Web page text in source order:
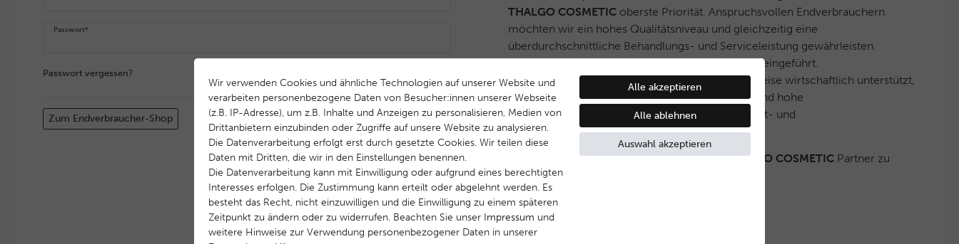
Passwort*
Passwort vergessen?
Zum Endverbraucher-Shop
THALGO COSMETIC oberste Priorität. Anspruchsvollen Endverbrauchern
möchten wir ein hohes Qualitätsniveau und gleichzeitig eine
überdurchschnittliche Behandlungs- und Serviceleistung gewährleisten.
Deshalb haben wir ein selektives Vertriebssystem eingeführt.
THALGO COSMETICPartner werden auf diese Weise wirtschaftlich unterstützt,
während Endverbrauchern eine stets gleichbleibend hohe
Dienstleistungsqualität und ein innovatives Produkt- und
Behandlungsprogramm geboten wird.
Wenn Sie Interesse daran haben, ebenfallsTHALGO COSMETIC Partner zu
werden, nehmen Sie bitte Kontakt mit uns auf.
Kontakt aufnehmen
Wir verwenden Cookies und ähnliche Technologien auf unserer Website und
verarbeiten personenbezogene Daten von Besucher:innen unserer Webseite
(z.B. IP-Adresse), um z.B. Inhalte und Anzeigen zu personalisieren, Medien von
Drittanbietern einzubinden oder Zugriffe auf unsere Website zu analysieren.
Die Datenverarbeitung erfolgt erst durch gesetzte Cookies. Wir teilen diese
Daten mit Dritten, die wir in den Einstellungen benennen.
Die Datenverarbeitung kann mit Einwilligung oder aufgrund eines berechtigten
Interesses erfolgen. Die Zustimmung kann erteilt oder abgelehnt werden. Es
besteht das Recht, nicht einzuwilligen und die Einwilligung zu einem späteren
Zeitpunkt zu ändern oder zu widerrufen. Beachten Sie unser Impressum und
weitere Hinweise zur Verwendung personenbezogener Daten in unserer
Alle akzeptieren
Alle ablehnen
Auswahl akzeptieren